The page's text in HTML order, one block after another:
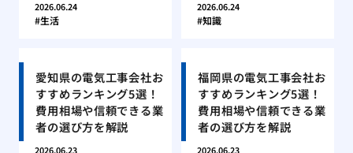
2026.06.24
生活
2026.06.24
知識
愛知県の電気工事会社お
すすめランキング5選！
費用相場や信頼できる業
者の選び方を解説
2026.06.23
福岡県の電気工事会社お
すすめランキング5選！
費用相場や信頼できる業
者の選び方を解説
2026.06.23